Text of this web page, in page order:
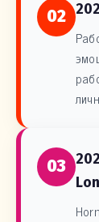
02
03